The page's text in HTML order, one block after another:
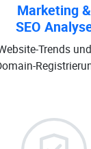
Marketing &
SEO
Trends